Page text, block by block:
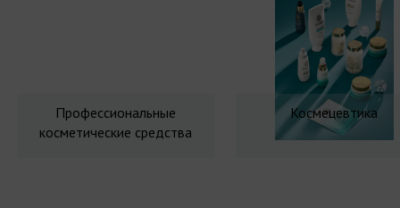
Профессиональные
косметические средства
Космецевтика